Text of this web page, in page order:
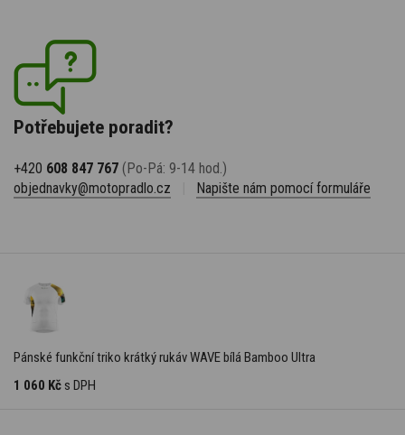
Potřebujete poradit?
+420 608 847 767 (Po-Pá: 9-14 hod.)
objednavky@motopradlo.cz
Napište nám pomocí formuláře
Pánské funkční triko krátký rukáv WAVE bílá Bamboo Ultra
1 060 Kč s DPH